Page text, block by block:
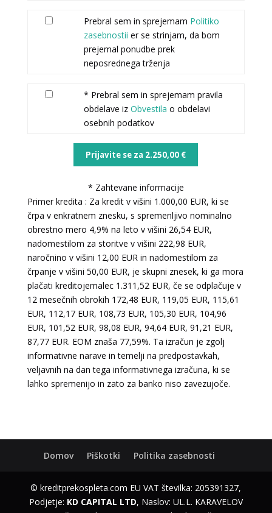
Prebral sem in sprejemam Politiko
zasebnostii er se strinjam, da bom
prejemal ponudbe prek
neposrednega trženja
* Prebral sem in sprejemam pravila
obdelave iz Obvestila o obdelavi
osebnih podatkov
Prijavite se za 2.250,00 €
* Zahtevane informacije
Primer kredita : Za kredit v višini 1.000,00 EUR, ki se
črpa v enkratnem znesku, s spremenljivo nominalno
obrestno mero 4,9% na leto v višini 26,54 EUR,
nadomestilom za storitve v višini 222,98 EUR,
naročnino v višini 12,00 EUR in nadomestilom za
črpanje v višini 50,00 EUR, je skupni znesek, ki ga mora
plačati kreditojemalec 1.311,52 EUR, če se odplačuje v
12 mesečnih obrokih 172,48 EUR, 119,05 EUR, 115,61
EUR, 112,17 EUR, 108,73 EUR, 105,30 EUR, 104,96
EUR, 101,52 EUR, 98,08 EUR, 94,64 EUR, 91,21 EUR,
87,77 EUR. EOM znaša 77,59%. Ta izračun je zgolj
informativne narave in temelji na predpostavkah,
veljavnih na dan tega informativnega izračuna, ki se
lahko spremenijo in zato za banko niso zavezujoče.
Domov Piškotki Politika zasebnosti
© kreditprekospleta.com EU VAT številka: 205391327,
Podjetje: KD CAPITAL LTD, Naslov: UL.L. KARAVELOV